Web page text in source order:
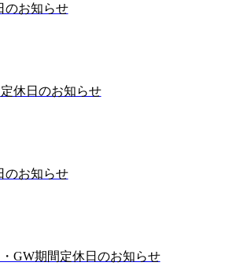
のお知らせ
定休日のお知らせ
のお知らせ
・GW期間定休日のお知らせ